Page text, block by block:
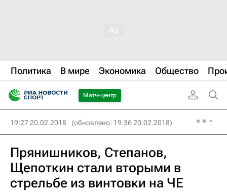
Политика В мире Экономика Общество
Матч-центр
19:27 20.02.2018 (обновлено: 19:36 20.02.2018)
Прянишников, Степанов,
Щепоткин стали вторыми в
стрельбе из винтовки на ЧЕ